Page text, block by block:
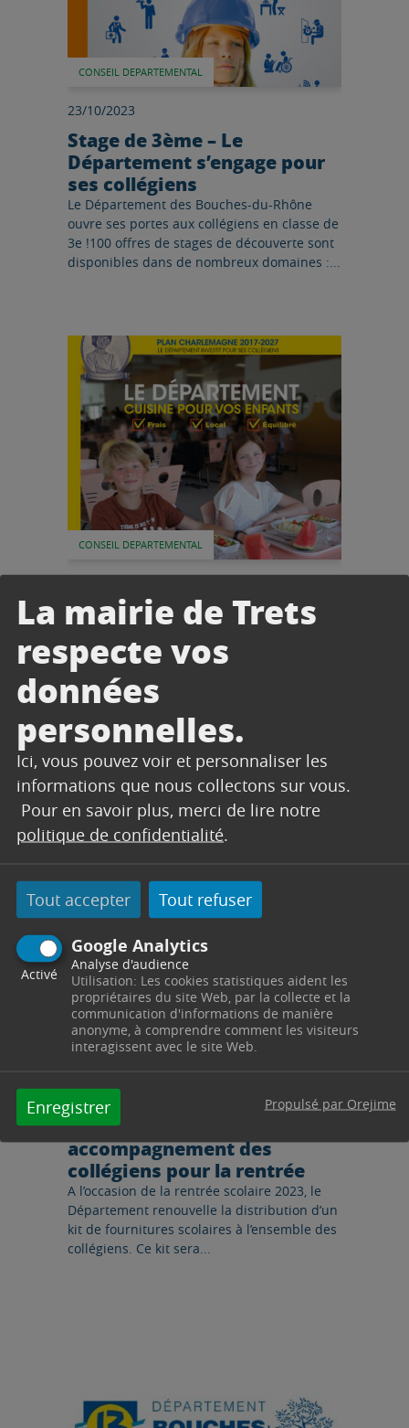
La mairie de Trets
respecte vos
données
personnelles.
Ici, vous pouvez voir et personnaliser les
informations que nous collectons sur vous.
Pour en savoir plus, merci de lire notre
politique de confidentialité.
Tout accepter Tout refuser
Google Analytics
Activé
Analyse d'audience
Utilisation: Les cookies statistiques aident les
propriétaires du site Web, par la collecte et la
communication d'informations de manière
anonyme, à comprendre comment les visiteurs
interagissent avec le site Web.
Enregistrer Propulsé par Orejime
CONSEIL DEPARTEMENTAL
23/10/2023
Stage de 3ème – Le
Département s’engage pour
ses collégiens
Le Département des Bouches-du-Rhône
ouvre ses portes aux collégiens en classe de
3e !100 offres de stages de découverte sont
disponibles dans de nombreux domaines :...
CONSEIL DEPARTEMENTAL
Plan Charlemagne 2017-2027
pour vos enfants
Depuis quelques années, le Département
des Bouches-du-Rhône met un point
d’honneur à permettre à chaque collégien
de consommer des repas sains, frais et
Lire l'article
CONSEIL DEPARTEMENTAL
En 2023, le Département
poursuit son
accompagnement des
collégiens pour la rentrée
A l’occasion de la rentrée scolaire 2023, le
Département renouvelle la distribution d’un
kit de fournitures scolaires à l’ensemble des
collégiens. Ce kit sera...
Lire l'article